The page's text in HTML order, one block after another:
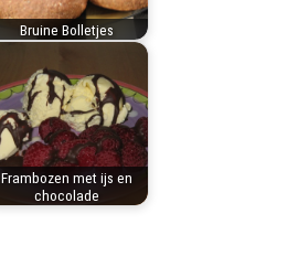
Bruine Bolletjes
Frambozen met ijs en
chocolade